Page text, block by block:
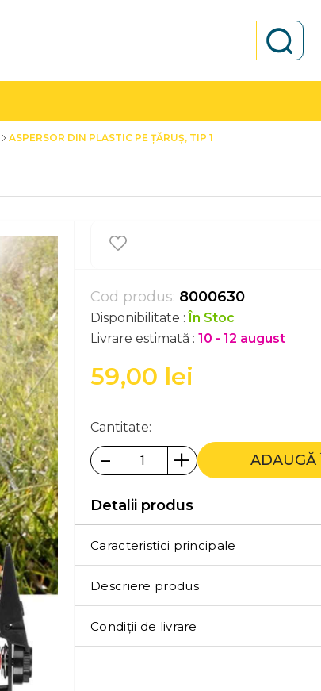
ASPERSOR DIN PLASTIC PE ŢĂRUŞ, TIP 1
Cod produs: 8000630
Disponibilitate :În Stoc
Livrare estimată : 10 - 12 august
59,00 lei
Cantitate:
- + ADAUGĂ
Detalii produs
Caracteristici principale
Descriere produs
Condiții de livrare